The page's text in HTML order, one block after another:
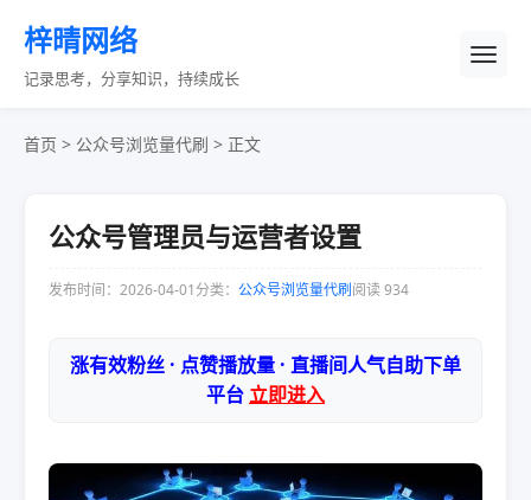
梓晴网络
记录思考，分享知识，持续成长
首页 > 公众号浏览量代刷 > 正文
公众号管理员与运营者设置
发布时间：2026-04-01分类： 公众号浏览量代刷阅读 934
涨有效粉丝 · 点赞播放量 · 直播间人气自助下单
平台立即进入